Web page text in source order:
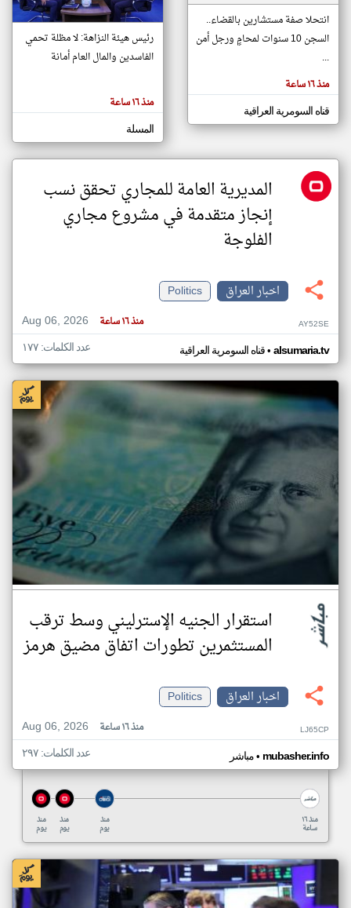
تغيير الدولة
اخبار العراق على مدار الساعة
أهم اخبار العراق العاجلة والمباشرة
المقالات
الموجوده
هنا عن
وجهة
نظر
كاتبيها.
انتحلا صفة مستشارين بالقضاء..
السجن 10 سنوات لمحامٍ ورجل أمن
...
منذ ١٦ ساعة
قناه السومرية العراقية
رئيس هيئة النزاهة: لا مظلة تحمي
الفاسدين والمال العام أمانة
منذ ١٦ ساعة
المسلة
المديرية العامة للمجاري تحقق نسب
إنجاز متقدمة في مشروع مجاري
الفلوجة
اخبار العراق
Politics
Aug 06, 2026
منذ ١٦ ساعة AY52SE
قناه السومرية العراقية• alsumaria.tv عدد الكلمات: ١٧٧
استقرار الجنيه الإسترليني وسط ترقب
المستثمرين تطورات اتفاق مضيق هرمز
اخبار العراق
Politics
Aug 06, 2026
منذ ١٦ ساعة LJ65CP
مباشر• mubasher.info عدد الكلمات: ٢٩٧
منذ
يوم
منذ
يوم
منذ
يوم
منذ ١٦
ساعة
klyoum.com